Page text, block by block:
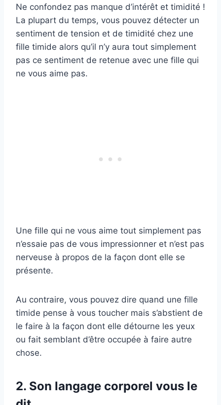
Ne confondez pas manque d’intérêt et timidité !
La plupart du temps, vous pouvez détecter un
sentiment de tension et de timidité chez une
fille timide alors qu’il n’y aura tout simplement
pas ce sentiment de retenue avec une fille qui
ne vous aime pas.
Une fille qui ne vous aime tout simplement pas
n’essaie pas de vous impressionner et n’est pas
nerveuse à propos de la façon dont elle se
présente.
Au contraire, vous pouvez dire quand une fille
timide pense à vous toucher mais s’abstient de
le faire à la façon dont elle détourne les yeux
ou fait semblant d’être occupée à faire autre
chose.
2. Son langage corporel vous le